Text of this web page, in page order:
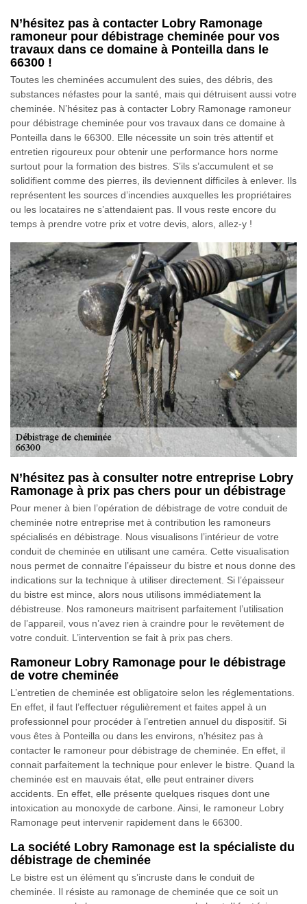
N’hésitez pas à contacter Lobry Ramonage
ramoneur pour débistrage cheminée pour vos
travaux dans ce domaine à Ponteilla dans le
66300 !
Toutes les cheminées accumulent des suies, des débris, des
substances néfastes pour la santé, mais qui détruisent aussi votre
cheminée. N’hésitez pas à contacter Lobry Ramonage ramoneur
pour débistrage cheminée pour vos travaux dans ce domaine à
Ponteilla dans le 66300. Elle nécessite un soin très attentif et
entretien rigoureux pour obtenir une performance hors norme
surtout pour la formation des bistres. S’ils s’accumulent et se
solidifient comme des pierres, ils deviennent difficiles à enlever. Ils
représentent les sources d’incendies auxquelles les propriétaires
ou les locataires ne s’attendaient pas. Il vous reste encore du
temps à prendre votre prix et votre devis, alors, allez-y !
N’hésitez pas à consulter notre entreprise Lobry
Ramonage à prix pas chers pour un débistrage
Pour mener à bien l’opération de débistrage de votre conduit de
cheminée notre entreprise met à contribution les ramoneurs
spécialisés en débistrage. Nous visualisons l’intérieur de votre
conduit de cheminée en utilisant une caméra. Cette visualisation
nous permet de connaitre l’épaisseur du bistre et nous donne des
indications sur la technique à utiliser directement. Si l’épaisseur
du bistre est mince, alors nous utilisons immédiatement la
débistreuse. Nos ramoneurs maitrisent parfaitement l’utilisation
de l’appareil, vous n’avez rien à craindre pour le revêtement de
votre conduit. L’intervention se fait à prix pas chers.
Ramoneur Lobry Ramonage pour le débistrage
de votre cheminée
L’entretien de cheminée est obligatoire selon les réglementations.
En effet, il faut l’effectuer régulièrement et faites appel à un
professionnel pour procéder à l’entretien annuel du dispositif. Si
vous êtes à Ponteilla ou dans les environs, n’hésitez pas à
contacter le ramoneur pour débistrage de cheminée. En effet, il
connait parfaitement la technique pour enlever le bistre. Quand la
cheminée est en mauvais état, elle peut entrainer divers
accidents. En effet, elle présente quelques risques dont une
intoxication au monoxyde de carbone. Ainsi, le ramoneur Lobry
Ramonage peut intervenir rapidement dans le 66300.
La société Lobry Ramonage est la spécialiste du
débistrage de cheminée
Le bistre est un élément qu s’incruste dans le conduit de
cheminée. Il résiste au ramonage de cheminée que ce soit un